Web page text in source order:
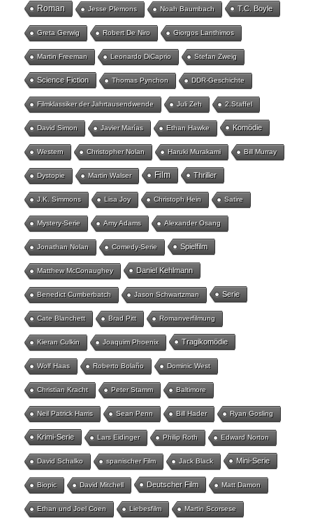
Roman Jesse Plemons Noah Baumbach T.C. Boyle
Greta Gerwig Robert De Niro Giorgos Lanthimos
Martin Freeman Leonardo DiCaprio Stefan Zweig
Science Fiction Thomas Pynchon DDR-Geschichte
Filmklassiker der Jahrtausendwende Juli Zeh 2.Staffel
David Simon Javier Marías Ethan Hawke Komödie
Western Christopher Nolan Haruki Murakami Bill Murray
Dystopie Martin Walser Film Thriller
J.K. Simmons Lisa Joy Christoph Hein Satire
Mystery-Serie Amy Adams Alexander Osang
Jonathan Nolan Comedy-Serie Spielfilm
Matthew McConaughey Daniel Kehlmann
Benedict Cumberbatch Jason Schwartzman Serie
Cate Blanchett Brad Pitt Romanverfilmung
Kieran Culkin Joaquim Phoenix Tragikomödie
Wolf Haas Roberto Bolaño Dominic West
Christian Kracht Peter Stamm Baltimore
Neil Patrick Harris Sean Penn Bill Hader Ryan Gosling
Krimi-Serie Lars Eidinger Philip Roth Edward Norton
David Schalko spanischer Film Jack Black Mini-Serie
Biopic David Mitchell Deutscher Film Matt Damon
Ethan und Joel Coen Liebesfilm Martin Scorsese